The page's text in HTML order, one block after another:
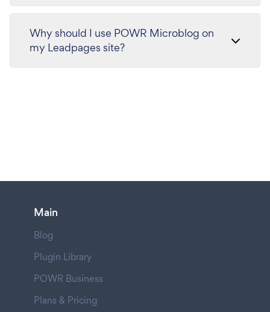
Why should I use POWR Microblog on
my Leadpages site?
Main
Blog
Plugin Library
POWR Business
Plans & Pricing